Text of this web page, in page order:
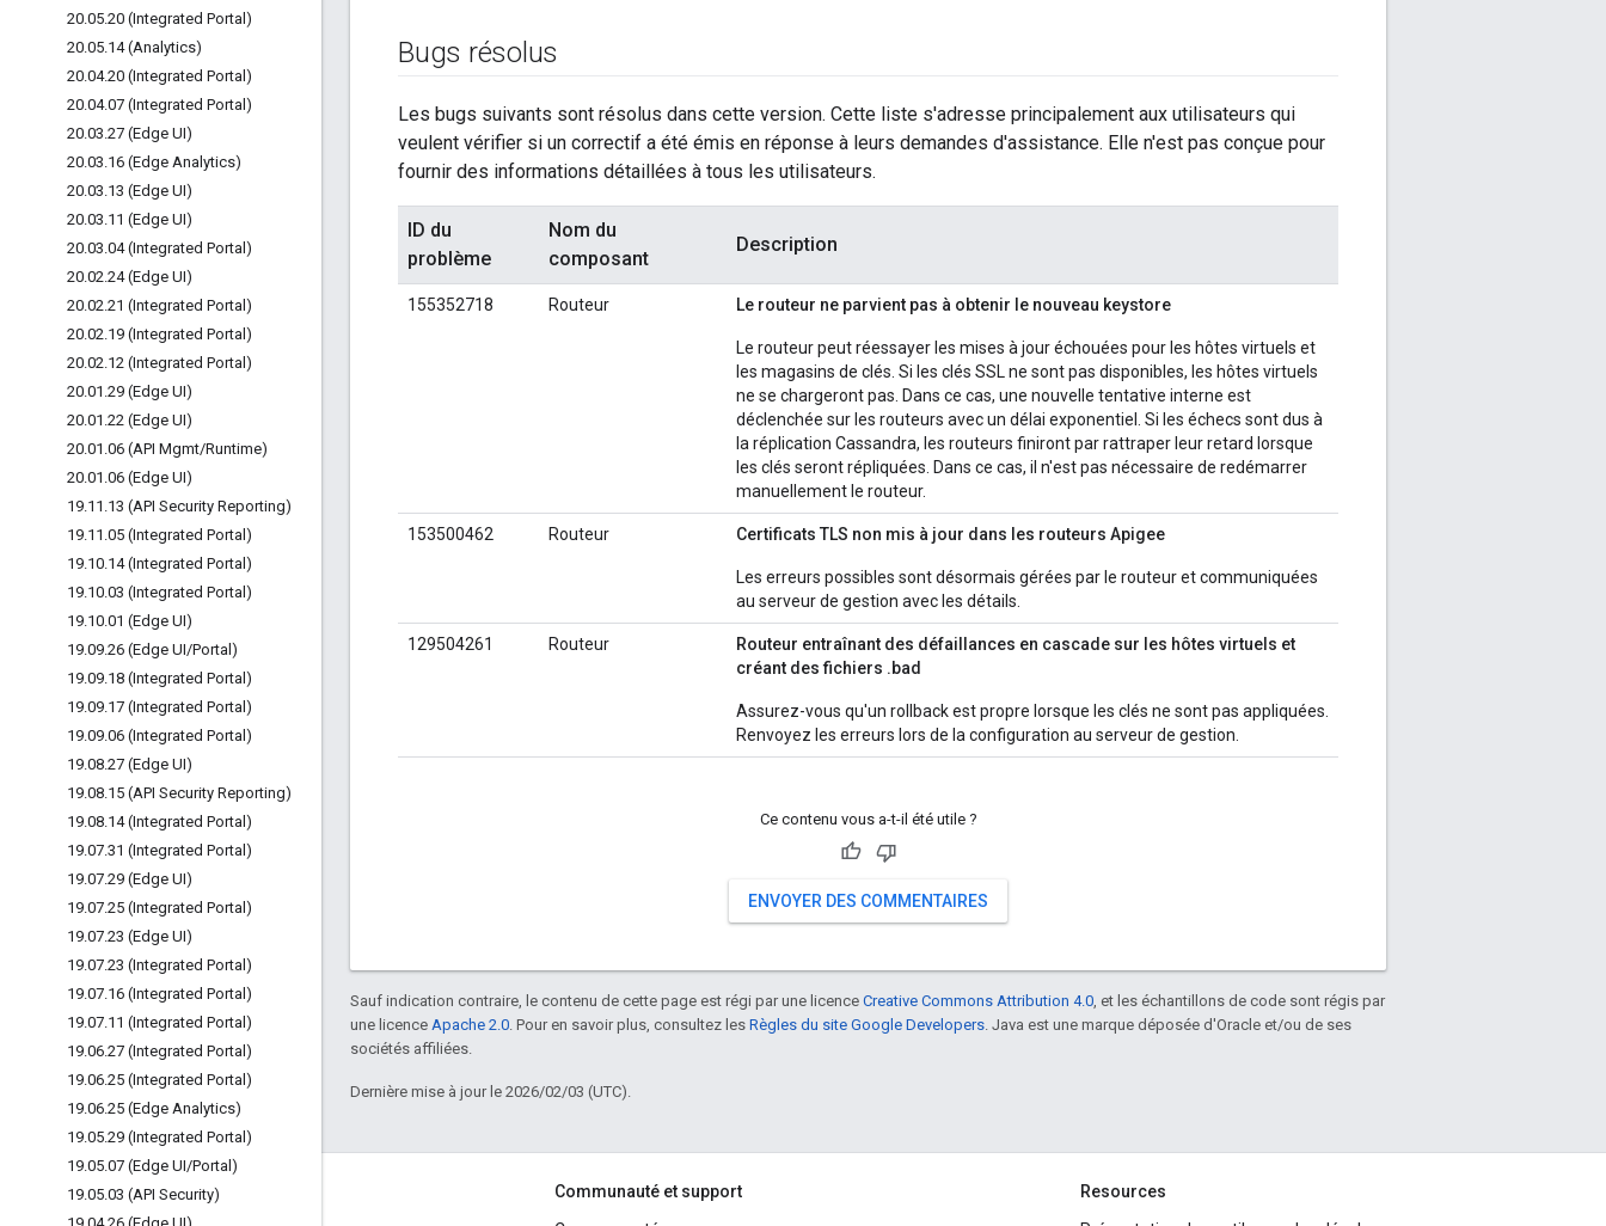
20.05.20 (Integrated Portal)
20.05.14 (Analytics)
20.04.20 (Integrated Portal)
20.04.07 (Integrated Portal)
20.03.27 (Edge UI)
20.03.16 (Edge Analytics)
20.03.13 (Edge UI)
20.03.11 (Edge UI)
20.03.04 (Integrated Portal)
20.02.24 (Edge UI)
20.02.21 (Integrated Portal)
20.02.19 (Integrated Portal)
20.02.12 (Integrated Portal)
20.01 .29 (Edge UI)
20.01 .22 (Edge UI)
20.01 .06 (API Mgmt/Runtime)
20.01 .06 (Edge UI)
19.11 .13 (API Security Reporting)
19.11 .05 (Integrated Portal)
19.10.14 (Integrated Portal)
19.10.03 (Integrated Portal)
19.10.01 (Edge UI)
19.09.26 (Edge UI/Portal)
19.09.18 (Integrated Portal)
19.09.17 (Integrated Portal)
19.09.06 (Integrated Portal)
19.08.27 (Edge UI)
19.08.15 (API Security Reporting)
19.08.14 (Integrated Portal)
19.07.31 (Integrated Portal)
19.07.29 (Edge UI)
19.07.25 (Integrated Portal)
19.07.23 (Edge UI)
19.07.23 (Integrated Portal)
19.07.16 (Integrated Portal)
19.07.11 (Integrated Portal)
19.06.27 (Integrated Portal)
19.06.25 (Integrated Portal)
19.06.25 (Edge Analytics)
19.05.29 (Integrated Portal)
19.05.07 (Edge UI/Portal)
19.05.03 (API Security)
Bugs résolus
Les bugs suivants sont résolus dans cette version. Cette liste s'adresse principalement aux utilisateurs qui
veulent vérifier si un correctif a été émis en réponse à leurs demandes d'assistance. Elle n'est pas conçue pour
fournir des informations détaillées à tous les utilisateurs.
ID du
problème
Nom du
composant
Description
155352718 Routeur Le routeur ne parvient pas à obtenir le nouveau keystore
Le routeur peut réessayer les mises à jour échouées pour les hôtes virtuels et
les magasins de clés. Si les clés SSL ne sont pas disponibles, les hôtes virtuels
ne se chargeront pas. Dans ce cas, une nouvelle tentative interne est
déclenchée sur les routeurs avec un délai exponentiel. Si les échecs sont dus à
la réplication Cassandra, les routeurs finiront par rattraper leur retard lorsque
les clés seront répliquées. Dans ce cas, il n'est pas nécessaire de redémarrer
manuellement le routeur.
153500462 Routeur Certificats TLS non mis à jour dans les routeurs Apigee
Les erreurs possibles sont désormais gérées par le routeur et communiquées
au serveur de gestion avec les détails.
129504261 Routeur
Routeur entraînant des défaillances en cascade sur les hôtes virtuels et
créant des fichiers .bad
Assurez-vous qu'un rollback est propre lorsque les clés ne sont pas appliquées.
Renvoyez les erreurs lors de la configuration au serveur de gestion.
Ce contenu vous a-t-il été utile ?
ENVOYER DES COMMENTAIRES
Sauf indication contraire, le contenu de cette page est régi par une licence Creative Commons Attribution 4.0, et les échantillons de code sont régis par
une licence Apache 2.0. Pour en savoir plus, consultez les Règles du site Google Developers. Java est une marque déposée d'Oracle et/ou de ses
sociétés affiliées.
Dernière mise à jour le 2026/02/03 (UTC).
À propos d'Apigee
Communauté et support
Resources